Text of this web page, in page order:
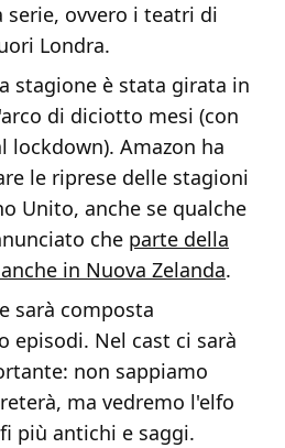
serie, ovvero i teatri di
Londra.
stagione è stata girata in
di diciotto mesi (con
lockdown). Amazon ha
le riprese delle stagioni
Unito, anche se qualche
che parte della
in Nuova Zelanda.
sarà composta
episodi. Nel cast ci sarà
non sappiamo
ma vedremo l'elfo
più antichi e saggi.